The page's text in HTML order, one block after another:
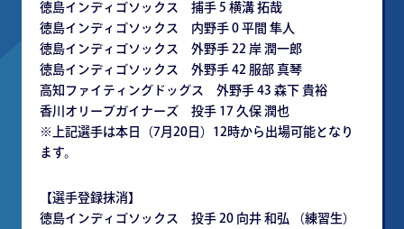
徳島インディゴソックス 捕手 5 横溝 拓哉
徳島インディゴソックス 内野手 0 平間 隼人
徳島インディゴソックス 外野手 22 岸 潤一郎
徳島インディゴソックス 外野手 42 服部 真琴
高知ファイティングドッグス 外野手 43 森下 貴裕
香川オリーブガイナーズ 投手 17 久保 潤也
※上記選手は本日（7月20日）12時から出場可能となり
ます。
【選手登録抹消】
徳島インディゴソックス 投手 20 向井 和弘 （練習生）